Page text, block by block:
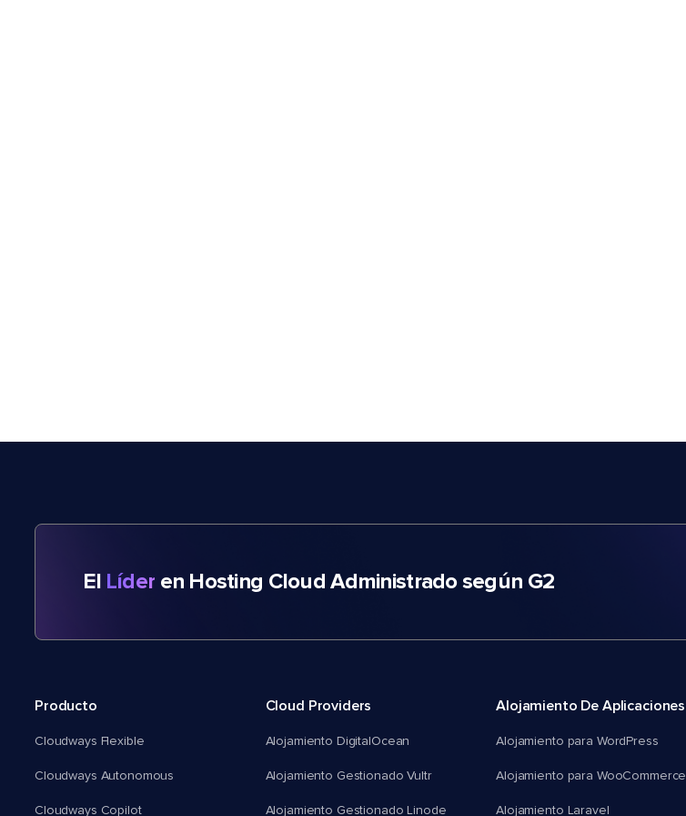
El Líder en Hosting Cloud Administrado según G2
Producto
Cloudways Flexible
Cloudways Autonomous
Cloudways Copilot
Cloud Providers
Alojamiento DigitalOcean
Alojamiento Gestionado Vultr
Alojamiento Gestionado Linode
Alojamiento De Aplicaciones
Alojamiento para WordPress
Alojamiento para WooCommerce
Alojamiento Laravel